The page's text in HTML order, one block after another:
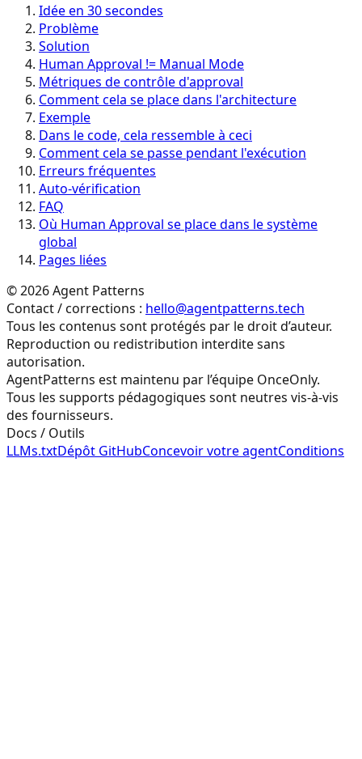
Idée en 30 secondes
Problème
Solution
Human Approval != Manual Mode
Métriques de contrôle d'approval
Comment cela se place dans l'architecture
Exemple
Dans le code, cela ressemble à ceci
Comment cela se passe pendant l'exécution
Erreurs fréquentes
Auto-vérification
FAQ
Où Human Approval se place dans le système
global
Pages liées
©2026Agent Patterns
Contact / corrections : hello@agentpatterns.tech
Tous les contenus sont protégés par le droit d’auteur.
Reproduction ou redistribution interdite sans
autorisation.
AgentPatterns est maintenu par l’équipe OnceOnly.
Tous les supports pédagogiques sont neutres vis-à-vis
des fournisseurs.
Docs / Outils
LLMs.txtDépôt GitHubConcevoir votre agentConditions